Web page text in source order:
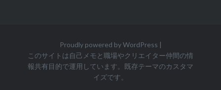
Proudly powered by WordPress |
このサイトは自己メモと職場やクリエイター仲間の情
報共有目的で運用しています。既存テーマのカスタマ
イズです。